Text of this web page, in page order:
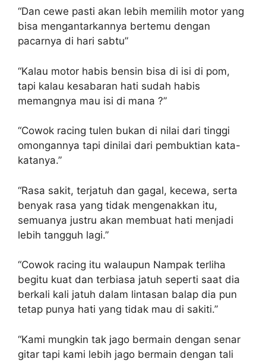
“Dan cewe pasti akan lebih memilih motor yang
bisa mengantarkannya bertemu dengan
pacarnya di hari sabtu”
“Kalau motor habis bensin bisa di isi di pom,
tapi kalau kesabaran hati sudah habis
memangnya mau isi di mana ?”
“Cowok racing tulen bukan di nilai dari tinggi
omongannya tapi dinilai dari pembuktian kata-
katanya.”
“Rasa sakit, terjatuh dan gagal, kecewa, serta
benyak rasa yang tidak mengenakkan itu,
semuanya justru akan membuat hati menjadi
lebih tangguh lagi.”
“Cowok racing itu walaupun Nampak terliha
begitu kuat dan terbiasa jatuh seperti saat dia
berkali kali jatuh dalam lintasan balap dia pun
tetap punya hati yang tidak mau di sakiti.”
“Kami mungkin tak jago bermain dengan senar
gitar tapi kami lebih jago bermain dengan tali